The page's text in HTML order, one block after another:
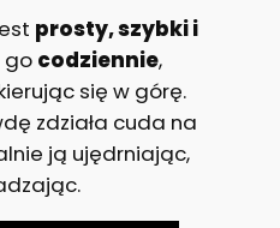
prosty, szybki i
go codziennie,
się w górę.
zdziała cuda na
ją ujędrniając,